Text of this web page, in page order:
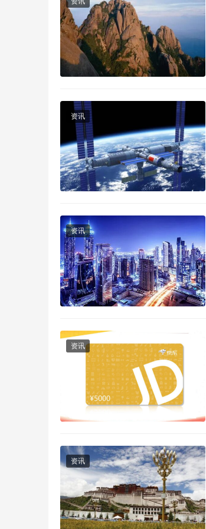
资讯
资讯
资讯
资讯